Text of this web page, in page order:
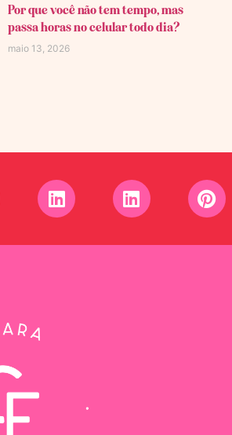
Por que você não tem tempo, mas
passa horas no celular todo dia?
maio 13, 2026